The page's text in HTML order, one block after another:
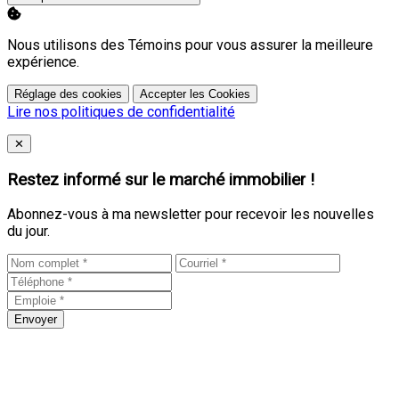
Nous utilisons des Témoins pour vous assurer la meilleure
expérience.
Réglage des cookies Accepter les Cookies
Lire nos politiques de confidentialité
Close
✕
Restez informé sur le marché immobilier !
Abonnez-vous à ma newsletter pour recevoir les nouvelles
du jour.
Envoyer